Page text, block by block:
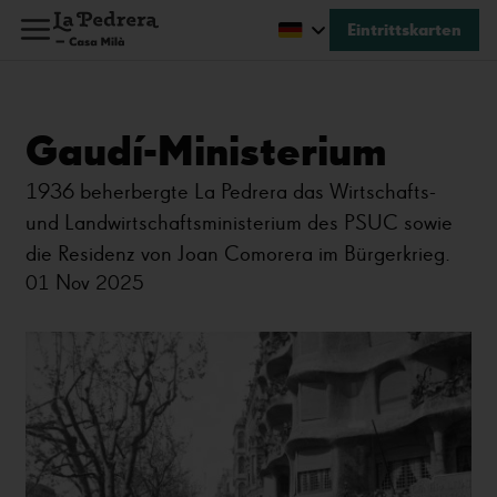
Eintrittskarten
Gaudí-Ministerium
1936 beherbergte La Pedrera das Wirtschafts-
und Landwirtschaftsministerium des PSUC sowie
die Residenz von Joan Comorera im Bürgerkrieg.
01 Nov 2025